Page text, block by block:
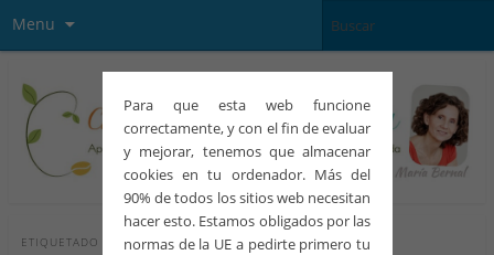
Para que esta web funcione
correctamente, y con el fin de evaluar
y mejorar, tenemos que almacenar
cookies en tu ordenador. Más del
90% de todos los sitios web necesitan
hacer esto. Estamos obligados por las
normas de la UE a pedirte primero tu
Menu
ETIQUETADO CONENTREVISTAS